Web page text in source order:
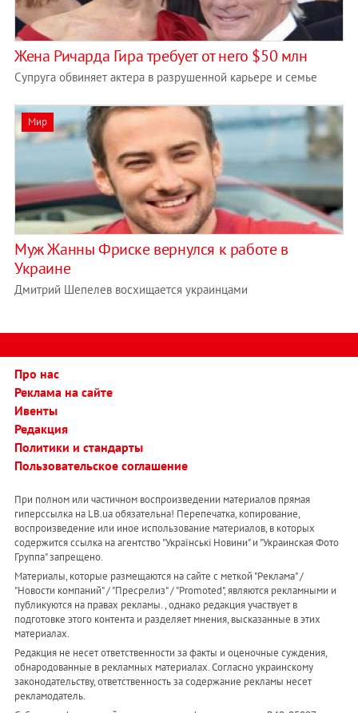
Жена Ричарда Гира требует от него $50 млн
Супруга обвиняет актера в разрушенной карьере и семье
Мир
Муж Жанны Фриске вернулся к работе в
Украине
Дмитрий Шепелев восхищается украинцами
Про нас
Реклама на сайте
Ивенты
Редакция
Политики и стандарты
Пользовательское соглашение
При полном или частичном воспроизведении материалов прямая
гиперссылка на LB.ua обязательна! Перепечатка, копирование,
воспроизведение или иное использование материалов, в которых
содержится ссылка на агентство "Українськi Новини" и "Украинская Фото
Группа" запрещено.
Материалы, которые размещаются на сайте с меткой "Реклама" /
"Новости компаний" / "Пресрелиз" / "Promoted", являются рекламными и
публикуются на правах рекламы. , однако редакция участвует в
подготовке этого контента и разделяет мнения, высказанные в этих
материалах.
Редакция не несет ответственности за факты и оценочные суждения,
обнародованные в рекламных материалах. Согласно украинскому
законодательству, ответственность за содержание рекламы несет
рекламодатель.